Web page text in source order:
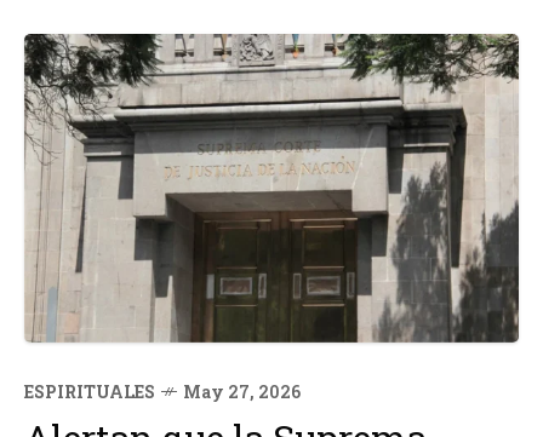
ESPIRITUALES May 27, 2026